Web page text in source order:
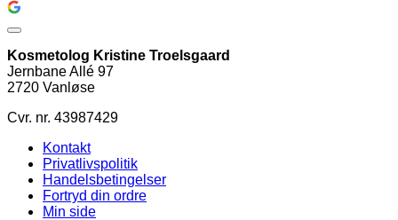
Kosmetolog Kristine Troelsgaard
Jernbane Allé 97
2720 Vanløse
Cvr. nr. 43987429
Kontakt
Privatlivspolitik
Handelsbetingelser
Fortryd din ordre
Min side